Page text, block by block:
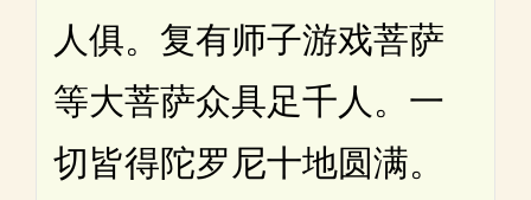
人俱。复有师子游戏菩萨
等大菩萨众具足千人。一
切皆得陀罗尼十地圆满。